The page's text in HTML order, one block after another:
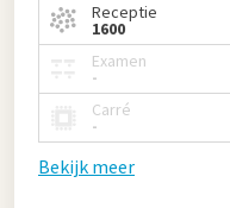
Receptie
1600
Examen
-
Carré
-
Bekijk meer